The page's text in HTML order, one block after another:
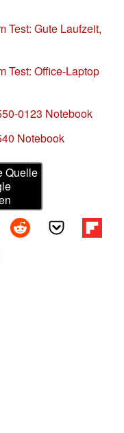
Test: Gute Laufzeit,
Test: Office-Laptop
0123 Notebook
Notebook
Quelle